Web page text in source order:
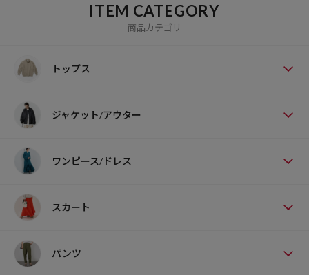
ITEM CATEGORY
商品カテゴリ
トップス
ジャケット/アウター
ワンピース/ドレス
スカート
パンツ